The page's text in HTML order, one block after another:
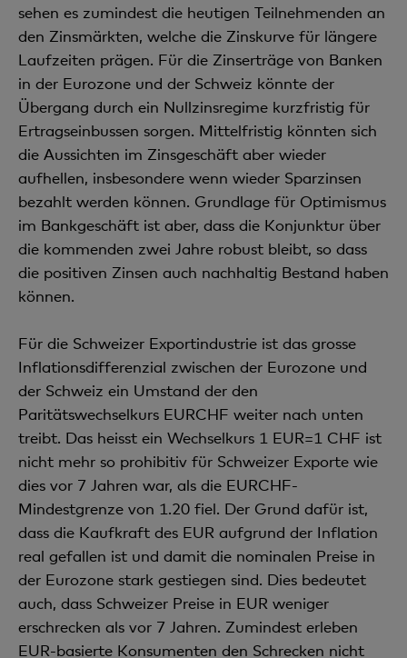
sehen es zumindest die heutigen Teilnehmenden an
den Zinsmärkten, welche die Zinskurve für längere
Laufzeiten prägen. Für die Zinserträge von Banken
in der Eurozone und der Schweiz könnte der
Übergang durch ein Nullzinsregime kurzfristig für
Ertragseinbussen sorgen. Mittelfristig könnten sich
die Aussichten im Zinsgeschäft aber wieder
aufhellen, insbesondere wenn wieder Sparzinsen
bezahlt werden können. Grundlage für Optimismus
im Bankgeschäft ist aber, dass die Konjunktur über
die kommenden zwei Jahre robust bleibt, so dass
die positiven Zinsen auch nachhaltig Bestand haben
können.
Für die Schweizer Exportindustrie ist das grosse
Inflationsdifferenzial zwischen der Eurozone und
der Schweiz ein Umstand der den
Paritätswechselkurs EURCHF weiter nach unten
treibt. Das heisst ein Wechselkurs 1 EUR=1 CHF ist
nicht mehr so prohibitiv für Schweizer Exporte wie
dies vor 7 Jahren war, als die EURCHF-
Mindestgrenze von 1.20 fiel. Der Grund dafür ist,
dass die Kaufkraft des EUR aufgrund der Inflation
real gefallen ist und damit die nominalen Preise in
der Eurozone stark gestiegen sind. Dies bedeutet
auch, dass Schweizer Preise in EUR weniger
erschrecken als vor 7 Jahren. Zumindest erleben
EUR-basierte Konsumenten den Schrecken nicht